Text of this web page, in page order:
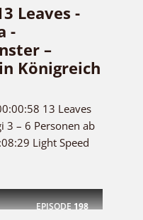
Leaves -
-
–
Königreich
13 Leaves
3 – 6 Personen ab
Light Speed
EPISODE198